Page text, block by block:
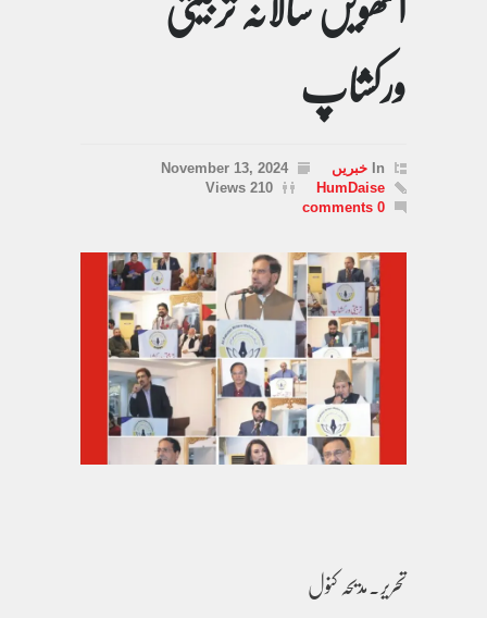
ورکشاپ
In خبریں
November 13, 2024
HumDaise
210 Views
0 comments
تحریر۔مدیحہ کنول